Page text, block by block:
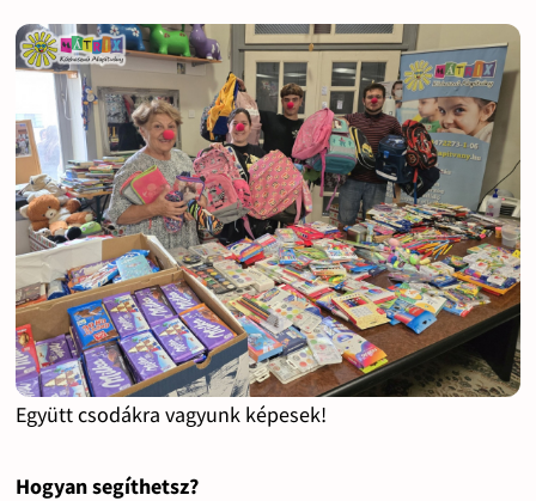
Együtt csodákra vagyunk képesek!
Hogyan segíthetsz?